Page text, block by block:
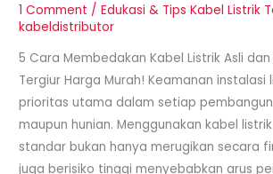
1 Comment /Edukasi & Tips Kabel Listrik
kabeldistributor
5 Cara Membedakan Kabel Listrik Asli dan
Tergiur Harga Murah! Keamanan instalasi
prioritas utama dalam setiap
maupun hunian. Menggunakan kabel
standar bukan hanya merugikan secara
juga berisiko tinggi menyebabkan arus
Murah!